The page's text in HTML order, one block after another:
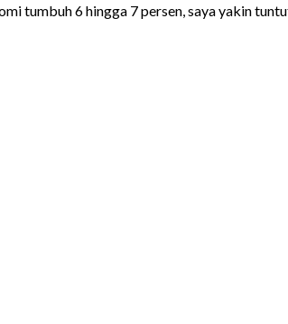
tumbuh 6 hingga 7 persen, saya yakin